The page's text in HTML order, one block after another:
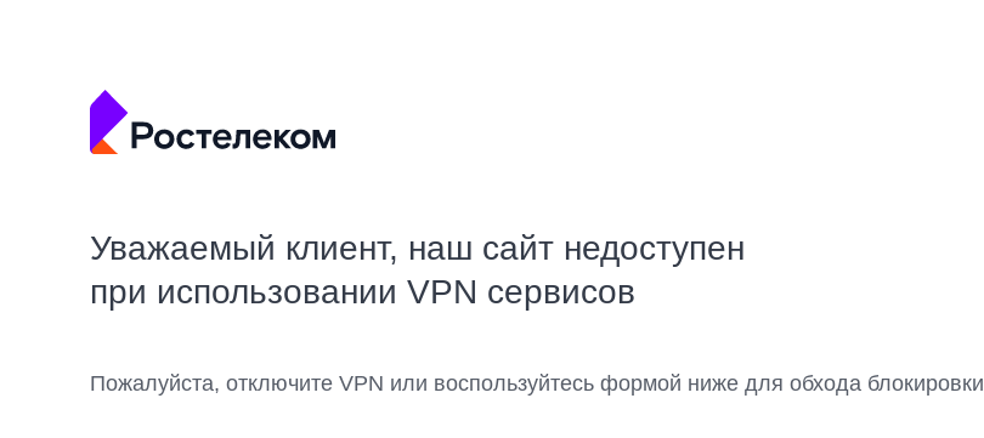
Уважаемый клиент, наш сайт недоступен
при использовании VPN сервисов
Пожалуйста, отключите VPN или воспользуйтесь формой ниже для обхода блокировки